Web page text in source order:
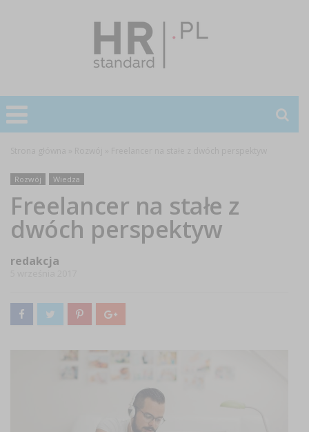
Rozwój Wiedza
Freelancer na stałe z
dwóch perspektyw
redakcja